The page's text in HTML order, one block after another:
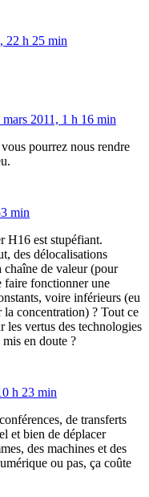
22 h 25 min
mars 2011, 1 h 16 min
pourrez nous rendre
min
H16 est stupéfiant.
des délocalisations
chaîne de valeur (pour
faire fonctionner une
voire inférieurs (eu
la concentration) ? Tout ce
les vertus des technologies
en doute ?
h 23 min
de transferts
et bien de déplacer
des machines et des
ou pas, ça coûte